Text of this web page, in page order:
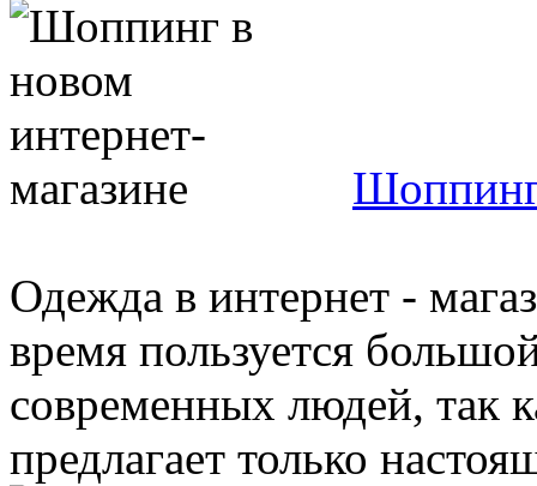
Шоппинг
Одежда в интернет -
время пользуется
современных людей, так
предлагает только